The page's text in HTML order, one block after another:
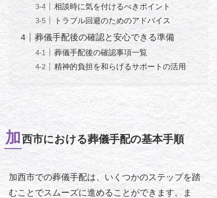
相談時に気を付けるべきポイント
トラブル回避のためのアドバイス
葬儀手配後の確認と安心できる準備
葬儀手配後の確認事項一覧
精神的負担を和らげるサポートの活用
加西市における葬儀手配の基本手順
加西市での葬儀手配は、いくつかのステップを踏
むことでスムーズに進めることができます。ま